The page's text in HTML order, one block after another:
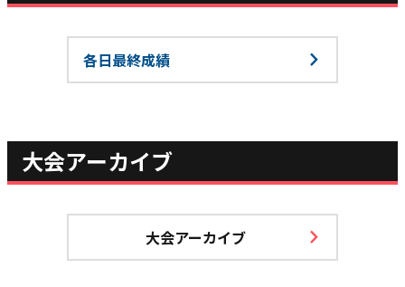
各日最終成績
大会アーカイブ
大会アーカイブ